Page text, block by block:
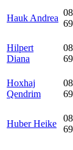
Hauk Andrea
Hilpert
Diana
Hoxhaj
Qendrim
Huber Heike